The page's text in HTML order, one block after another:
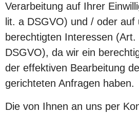
Verarbeitung auf Ihrer
lit. a DSGVO) und / oder auf
berechtigten Interessen
DSGVO), da wir ein
der effektiven Bearbeitung
gerichteten Anfragen haben.
Die von Ihnen an uns per